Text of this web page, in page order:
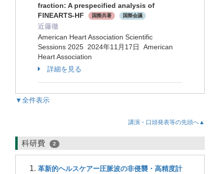
fraction: A prespecified analysis of
FINEARTS-HF
国際共著 国際会議
近藤徹
American Heart Association Scientific
Sessions 2025 2024年11月17日 American
Heart Association
詳細を見る
▼全件表示
講演・口頭発表等の先頭へ▲
科研費 2
革新的ヘルスケアー圧脈波の非侵襲・高精度計